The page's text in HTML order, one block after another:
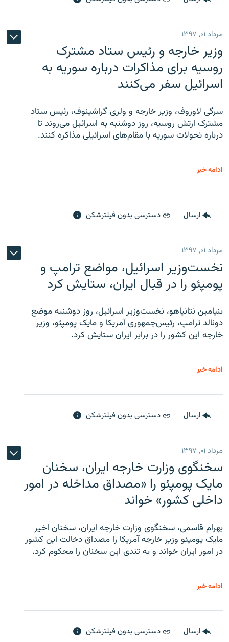
مرداد ۰۱, ۱۳۹۷
وزیر خارجه و رئیس‌ ستاد مشترک
روسیه برای مذاکرات درباره سوریه به
اسرائیل سفر می‌کنند
سرگی لاوروف، وزیر خارجه و ولری گراشینوف، رئیس ستاد
مشترک ارتش روسیه، روز دوشنبه به اسرائیل می‌روند تا
درباره تحولات سوریه با مقام‌های اسرائیلی مذاکره کنند.
ادامه خبر
ارسال دسترسی بدون فیلترشکن
مرداد ۰۱, ۱۳۹۷
نخست‌وزیر اسرائیل، مواضع ترامپ و
پومپئو را در قبال ایران، ستایش کرد
بنیامین نتانیاهو، نخست‌وزیر اسرائیل، روز دوشنبه موضع
دونالد ترامپ، رئیس‌جمهوری آمریکا و مایک پومپئو، وزیر
خارجه این کشور را در برابر ایران ستایش کرد.
ادامه خبر
ارسال دسترسی بدون فیلترشکن
مرداد ۰۱, ۱۳۹۷
سخنگوی وزارت خارجه ایران، سخنان
مایک پومپئو را «مصداق مداخله در امور
داخلی کشور» خواند
بهرام قاسمی، سخنگوی وزارت خارجه ایران، سخنان اخیر
مایک پومپئو وزیر خارجه آمریکا را مصداق دخالت این کشور
در امور ایران خواند و به تندی این سخنان را محکوم کرد.
ادامه خبر
ارسال دسترسی بدون فیلترشکن